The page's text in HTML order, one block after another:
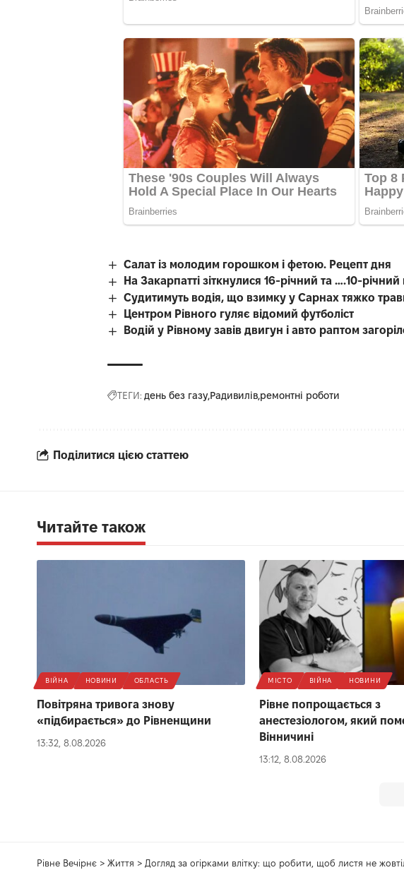
Салат із молодим горошком і фетою. Рецепт дня
На Закарпатті зіткнулися 16-річний та ….10-річний
Судитимуть водія, що взимку у Сарнах тяжко
Центром Рівного гуляє відомий футболіст
Водій у Рівному завів двигун і авто раптом
ТЕГИ: день без газу Радивилів ремонтні роботи
Поділитися цією статтею
Читайте також
ВІЙНА НОВИНИ ОБЛАСТЬ
Повітряна тривога знову
«підбирається» до Рівненщини
13:32, 8.08.2026
МІСТО ВІЙНА НОВИНИ
Рівне попрощається з
анестезіологом, який
Вінничині
13:12, 8.08.2026
Рівне Вечірнє > Життя > Догляд за огірками влітку: що робити, щоб листя не